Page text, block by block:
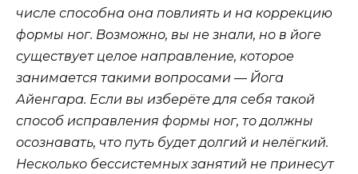
числе способна она повлиять и на коррекцию
формы ног. Возможно, вы не знали, но в йоге
существует целое направление, которое
занимается такими вопросами — Йога
Айенгара. Если вы изберёте для себя такой
способ исправления формы ног, то должны
осознавать, что путь будет долгий и нелёгкий.
Несколько бессистемных занятий не принесут